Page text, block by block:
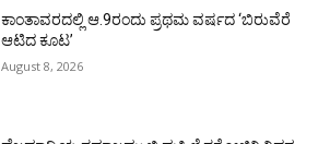
ಕಾಂತಾವರದಲ್ಲಿ ಆ.9ರಂದು ಪ್ರಥಮ ವರ್ಷದ ‘ಬಿರುವೆರೆ
ಆಟಿದ ಕೂಟ’
August 8, 2026